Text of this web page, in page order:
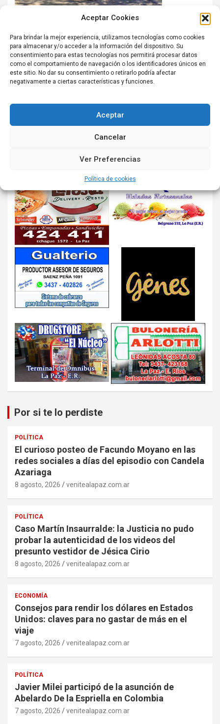
Aceptar Cookies
Para brindar la mejor experiencia, utilizamos tecnologías como cookies
para almacenar y/o acceder a la información del dispositivo. Su
consentimiento para estas tecnologías nos permitirá procesar datos
como el comportamiento de navegación o los identificadores únicos en
este sitio. No dar su consentimiento o retirarlo podría afectar
negativamente a ciertas características y funciones.
Aceptar
Cancelar
Ver Preferencias
Política de cookies
Por si te lo perdiste
POLÍTICA
El curioso posteo de Facundo Moyano en las
redes sociales a días del episodio con Candela
Azariaga
8 agosto, 2026 venitealapaz.com.ar
POLÍTICA
Caso Martín Insaurralde: la Justicia no pudo
probar la autenticidad de los videos del
presunto vestidor de Jésica Cirio
8 agosto, 2026 venitealapaz.com.ar
ECONOMÍA
Consejos para rendir los dólares en Estados
Unidos: claves para no gastar de más en el
viaje
7 agosto, 2026 venitealapaz.com.ar
POLÍTICA
Javier Milei participó de la asunción de
Abelardo De la Espriella en Colombia
7 agosto, 2026 venitealapaz.com.ar